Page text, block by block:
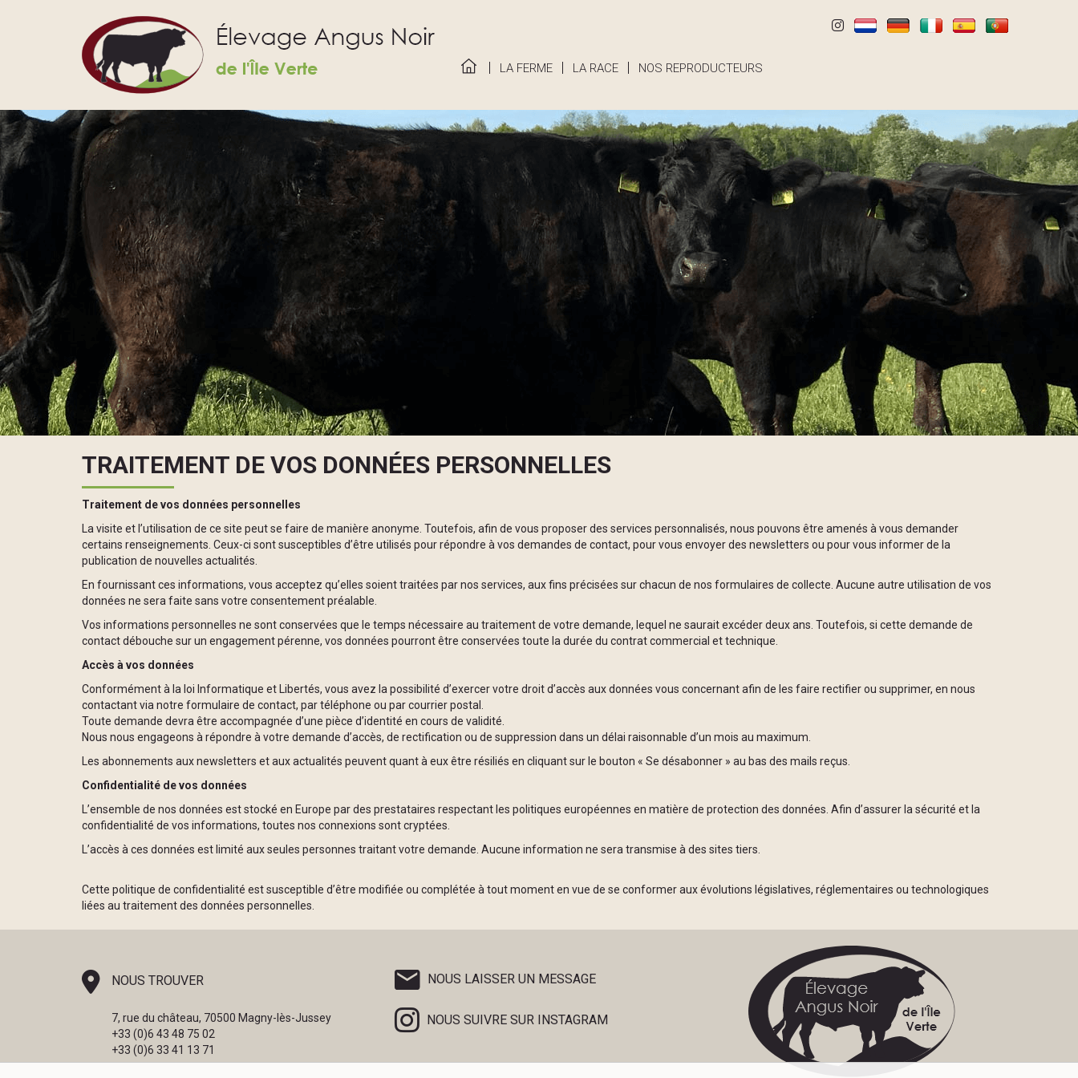
LA FERME LA RACE NOS REPRODUCTEURS
TRAITEMENT DE VOS DONNÉES PERSONNELLES
Traitement de vos données personnelles
La visite et l’utilisation de ce site peut se faire de manière anonyme. Toutefois, afin de vous proposer des services personnalisés, nous pouvons être amenés à vous demander
certains renseignements. Ceux-ci sont susceptibles d’être utilisés pour répondre à vos demandes de contact, pour vous envoyer des newsletters ou pour vous informer de la
publication de nouvelles actualités.
En fournissant ces informations, vous acceptez qu’elles soient traitées par nos services, aux fins précisées sur chacun de nos formulaires de collecte. Aucune autre utilisation de vos
données ne sera faite sans votre consentement préalable.
Vos informations personnelles ne sont conservées que le temps nécessaire au traitement de votre demande, lequel ne saurait excéder deux ans. Toutefois, si cette demande de
contact débouche sur un engagement pérenne, vos données pourront être conservées toute la durée du contrat commercial et technique.
Accès à vos données
Conformément à la loi Informatique et Libertés, vous avez la possibilité d’exercer votre droit d’accès aux données vous concernant afin de les faire rectifier ou supprimer, en nous
contactant via notre formulaire de contact, par téléphone ou par courrier postal.
Toute demande devra être accompagnée d’une pièce d’identité en cours de validité.
Nous nous engageons à répondre à votre demande d’accès, de rectification ou de suppression dans un délai raisonnable d’un mois au maximum.
Les abonnements aux newsletters et aux actualités peuvent quant à eux être résiliés en cliquant sur le bouton « Se désabonner » au bas des mails reçus.
Confidentialité de vos données
L’ensemble de nos données est stocké en Europe par des prestataires respectant les politiques européennes en matière de protection des données. Afin d’assurer la sécurité et la
confidentialité de vos informations, toutes nos connexions sont cryptées.
L’accès à ces données est limité aux seules personnes traitant votre demande. Aucune information ne sera transmise à des sites tiers.
Cette politique de confidentialité est susceptible d’être modifiée ou complétée à tout moment en vue de se conformer aux évolutions législatives, réglementaires ou technologiques
liées au traitement des données personnelles.
NOUS TROUVER
7, rue du château, 70500 Magny-lès-Jussey
+33 (0)6 43 48 75 02
+33 (0)6 33 41 13 71
NOUS LAISSER UN MESSAGE
NOUS SUIVRE SUR INSTAGRAM